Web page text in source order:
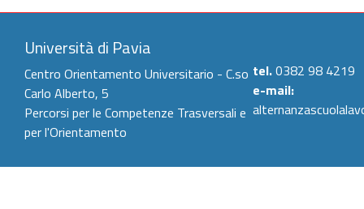
Università di Pavia
Centro Orientamento Universitario - C.so
Carlo Alberto, 5
Percorsi per le Competenze Trasversali e
per l'Orientamento
tel.0382 98 4219
e-mail: